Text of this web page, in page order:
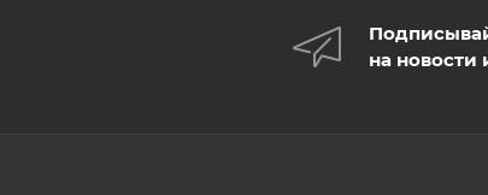
на новости